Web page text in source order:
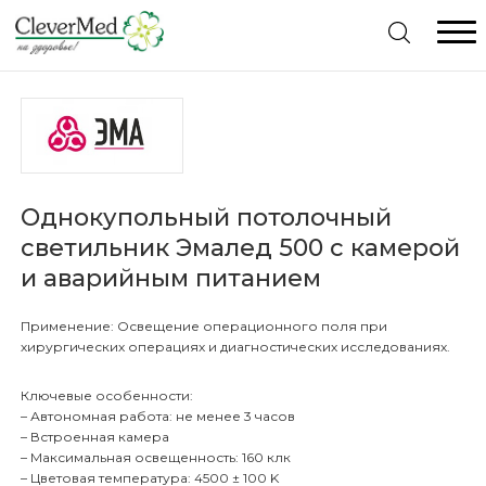
Меню
Главная
Видеоэндоскопы Pentax. Отличное предложение
Жесткая эндоскопия
Видеоэндоскопические системы
Гистероскопы
Гибкая Эндоскопия
Дезинфекция эндоскопов
Рентгенология
Комплексное оснащение
Гарантия
Статьи
Контакты
Однокупольный потолочный
светильник Эмалед 500 с камерой
и аварийным питанием
Применение: Освещение операционного поля при
хирургических операциях и диагностических исследованиях.
Ключевые особенности:
– Автономная работа: не менее 3 часов
– Встроенная камера
– Максимальная освещенность: 160 клк
– Цветовая температура: 4500 ± 100 K